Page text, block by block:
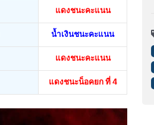
แดงชนะคะแนน
น้ำเงินชนะคะแนน
แดงชนะคะแนน
แดงชนะน็อคยก ที่ 4